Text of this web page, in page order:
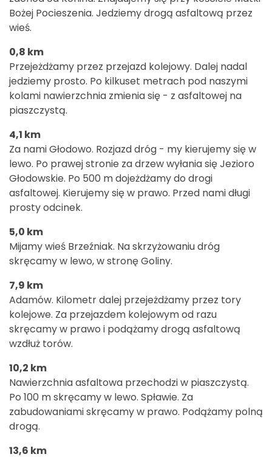
Bożej Pocieszenia. Jedziemy drogą asfaltową przez
wieś.
0,8 km
Przejeżdżamy przez przejazd kolejowy. Dalej nadal
jedziemy prosto. Po kilkuset metrach pod naszymi
kolami nawierzchnia zmienia się - z asfaltowej na
piaszczystą.
4,1 km
Za nami Głodowo. Rozjazd dróg - my kierujemy się w
lewo. Po prawej stronie za drzew wyłania się Jezioro
Głodowskie. Po 500 m dojeżdżamy do drogi
asfaltowej. Kierujemy się w prawo. Przed nami długi
prosty odcinek.
5,0 km
Mijamy wieś Brzeźniak. Na skrzyżowaniu dróg
skręcamy w lewo, w stronę Goliny.
7,9 km
Adamów. Kilometr dalej przejeżdżamy przez tory
kolejowe. Za przejazdem kolejowym od razu
skręcamy w prawo i podążamy drogą asfaltową
wzdłuż torów.
10,2 km
Nawierzchnia asfaltowa przechodzi w piaszczystą.
Po 100 m skręcamy w lewo. Spławie. Za
zabudowaniami skręcamy w prawo. Podążamy polną
drogą.
13,6 km